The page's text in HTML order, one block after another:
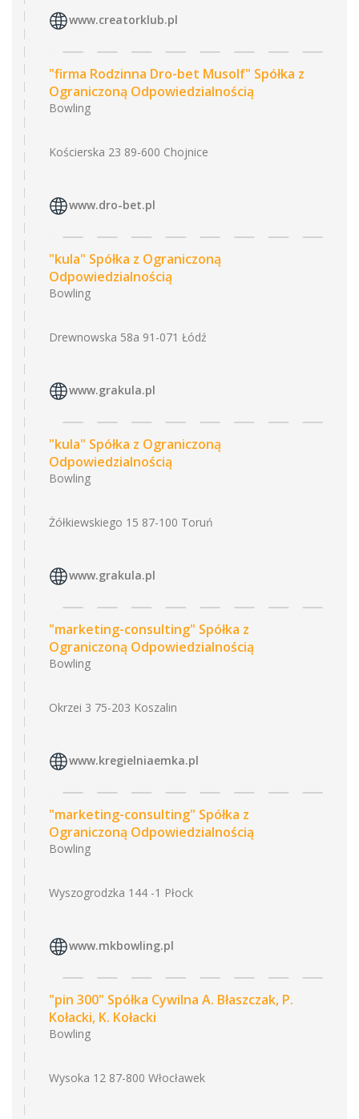
www.creatorklub.pl
"firma Rodzinna Dro-bet Musolf" Spółka z
Ograniczoną Odpowiedzialnością
Bowling
Kościerska 23 89-600 Chojnice
www.dro-bet.pl
"kula" Spółka z Ograniczoną
Odpowiedzialnością
Bowling
Drewnowska 58a 91-071 Łódź
www.grakula.pl
"kula" Spółka z Ograniczoną
Odpowiedzialnością
Bowling
Żółkiewskiego 15 87-100 Toruń
www.grakula.pl
"marketing-consulting" Spółka z
Ograniczoną Odpowiedzialnością
Bowling
Okrzei 3 75-203 Koszalin
www.kregielniaemka.pl
"marketing-consulting" Spółka z
Ograniczoną Odpowiedzialnością
Bowling
Wyszogrodzka 144 -1 Płock
www.mkbowling.pl
"pin 300" Spółka Cywilna A. Błaszczak, P.
Kołacki, K. Kołacki
Bowling
Wysoka 12 87-800 Włocławek